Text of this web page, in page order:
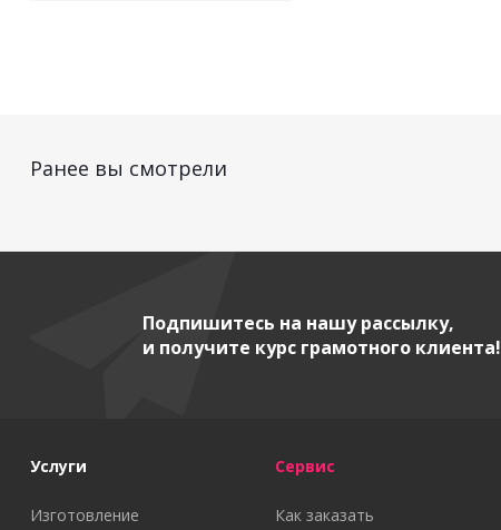
Ранее вы смотрели
Подпишитесь на нашу рассылку,
и получите курс грамотного клиента!
Услуги
Изготовление
Сервис
Как заказать